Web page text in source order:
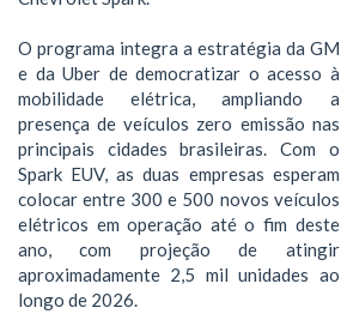
O programa integra a estratégia da GM
e da Uber de democratizar o acesso à
mobilidade elétrica, ampliando a
presença de veículos zero emissão nas
principais cidades brasileiras. Com o
Spark EUV, as duas empresas esperam
colocar entre 300 e 500 novos veículos
elétricos em operação até o fim deste
ano, com projeção de atingir
aproximadamente 2,5 mil unidades ao
longo de 2026.